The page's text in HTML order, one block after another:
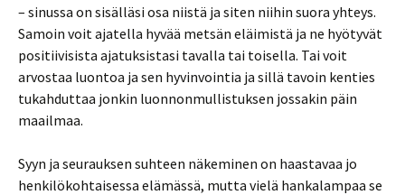
– sinussa on sisälläsi osa niistä ja siten niihin suora yhteys.
Samoin voit ajatella hyvää metsän eläimistä ja ne hyötyvät
positiivisista ajatuksistasi tavalla tai toisella. Tai voit
arvostaa luontoa ja sen hyvinvointia ja sillä tavoin kenties
tukahduttaa jonkin luonnonmullistuksen jossakin päin
maailmaa.
Syyn ja seurauksen suhteen näkeminen on haastavaa jo
henkilökohtaisessa elämässä, mutta vielä hankalampaa se